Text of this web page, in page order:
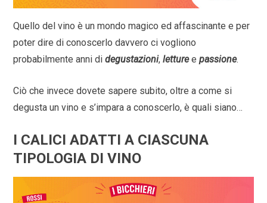
Quello del vino è un mondo magico ed affascinante e per
poter dire di conoscerlo davvero ci vogliono
probabilmente anni didegustazioni,lettureepassione.
Ciò che invece dovete sapere subito, oltre a come si
degusta un vino e s’impara a conoscerlo, è quali siano…
I CALICI ADATTI A CIASCUNA
TIPOLOGIA DI VINO